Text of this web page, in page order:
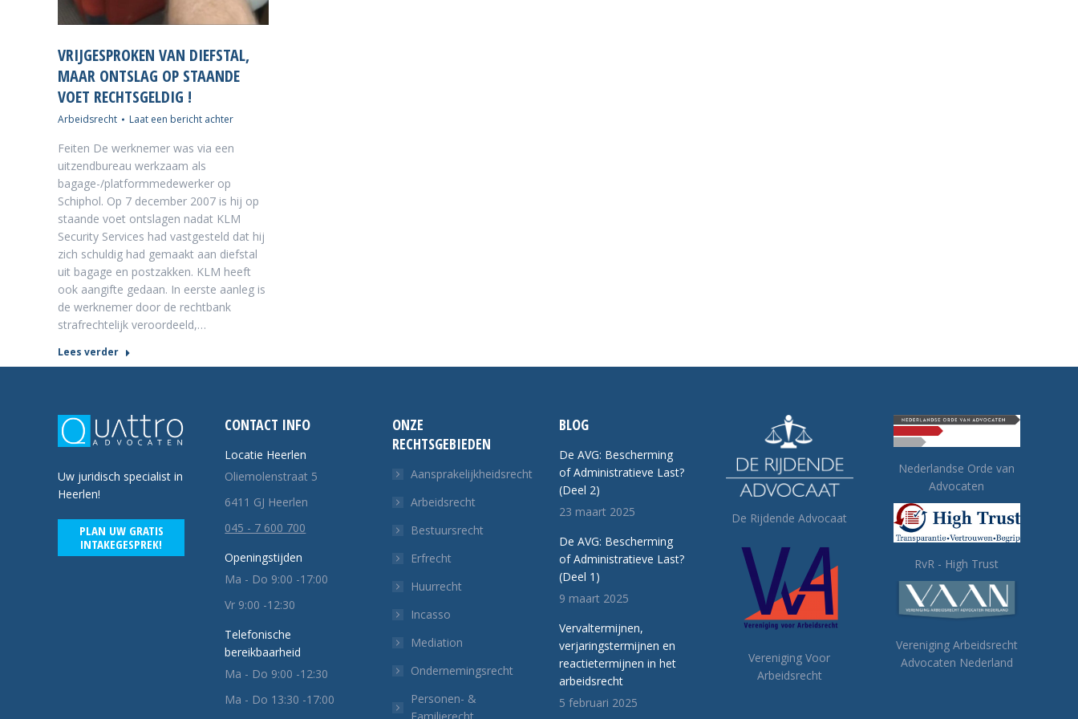
VRIJGESPROKEN VAN DIEFSTAL,
MAAR ONTSLAG OP STAANDE
VOET RECHTSGELDIG !
Arbeidsrecht Laat een bericht achter
Feiten De werknemer was via een
uitzendbureau werkzaam als
bagage-/platformmedewerker op
Schiphol. Op 7 december 2007 is hij op
staande voet ontslagen nadat KLM
Security Services had vastgesteld dat hij
zich schuldig had gemaakt aan diefstal
uit bagage en postzakken. KLM heeft
ook aangifte gedaan. In eerste aanleg is
de werknemer door de rechtbank
strafrechtelijk veroordeeld,…
Lees verder
Uw juridisch specialist in
Heerlen!
PLAN UW GRATIS
INTAKEGESPREK!
CONTACT INFO
Locatie Heerlen
Oliemolenstraat 5
6411 GJ Heerlen
045 - 7 600 700
Openingstijden
Ma - Do 9:00 -17:00
Vr 9:00 -12:30
Telefonische
bereikbaarheid
Ma - Do 9:00 -12:30
Ma - Do 13:30 -17:00
ONZE
RECHTSGEBIEDEN
Aansprakelijkheidsrecht
Arbeidsrecht
Bestuursrecht
Erfrecht
Huurrecht
Incasso
Mediation
Ondernemingsrecht
Personen- &
Familierecht
BLOG
De AVG: Bescherming
of Administratieve Last?
(Deel 2)
23 maart 2025
De AVG: Bescherming
of Administratieve Last?
(Deel 1)
9 maart 2025
Vervaltermijnen,
verjaringstermijnen en
reactietermijnen in het
arbeidsrecht
5 februari 2025
De Rijdende Advocaat
Vereniging Voor
Arbeidsrecht
Nederlandse Orde van
Advocaten
RvR - High Trust
Vereniging Arbeidsrecht
Advocaten Nederland